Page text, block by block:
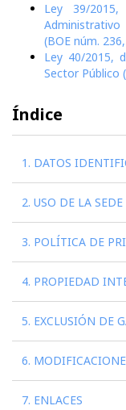
Ley 39/
Administrativo
(BOE núm.
Ley 40/2015,
Sector Público
Índice
1. DATOS
2. USO DE LA
3. POLÍTICA DE
4. PROPIEDAD
5. EXCLUSIÓN DE
6.
7. ENLACES